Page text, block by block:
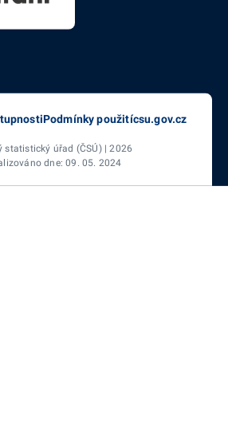
Podmínky použitícsu.gov.cz
statistický úřad (ČSÚ) | 2026
dne: 09. 05. 2024